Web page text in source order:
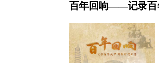
百年回响——记录百